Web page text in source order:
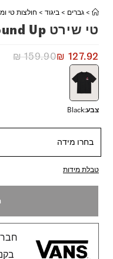
> גברים > ביגוד > חולצות טי
טי שירט Grown From The Ground Up
₪159.90₪ 127.92
צבע:
Black
בחרו מידה
טבלת מידות